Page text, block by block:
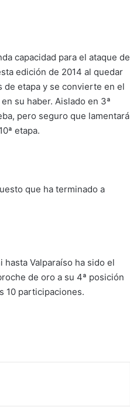
capacidad para el ataque de
edición de 2014 al quedar
de etapa y se convierte en el
su haber. Aislado en 3ª
pero seguro que lamentará
etapa.
que ha terminado a
Valparaíso ha sido el
de oro a su 4ª posición
10 participaciones.